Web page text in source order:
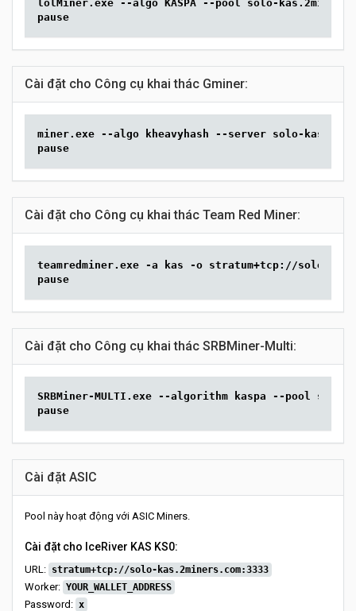
lolMiner.exe --algo KASPA --pool solo-
pause
Cài đặt cho Công cụ khai thác Gminer:
miner.exe --algo kheavyhash --server solo-
pause
Cài đặt cho Công cụ khai thác Team Red Miner:
teamredminer.exe -a kas -o stratum+tcp://solo-
pause
Cài đặt cho Công cụ khai thác SRBMiner-Multi:
SRBMiner-MULTI.exe --algorithm kaspa --pool solo-
pause
Cài đặt ASIC
Pool này hoạt động với ASIC Miners.
Cài đặt cho IceRiver KAS KS0:
URL: stratum+tcp://solo-kas.2miners.com:3333
Worker: YOUR_WALLET_ADDRESS
Password: x